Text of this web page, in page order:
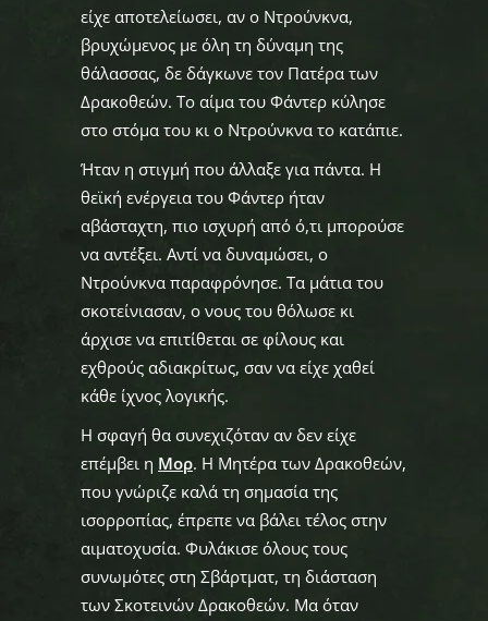
είχε αποτελείωσει, αν ο Ντρούνκνα,
βρυχώμενος με όλη τη δύναμη της
θάλασσας, δε δάγκωνε τον Πατέρα των
Δρακοθεών. Το αίμα του Φάντερ κύλησε
στο στόμα του κι ο Ντρούνκνα το κατάπιε.
Ήταν η στιγμή που άλλαξε για πάντα. Η
θεϊκή ενέργεια του Φάντερ ήταν
αβάσταχτη, πιο ισχυρή από ό,τι μπορούσε
να αντέξει. Αντί να δυναμώσει, ο
Ντρούνκνα παραφρόνησε. Τα μάτια του
σκοτείνιασαν, ο νους του θόλωσε κι
άρχισε να επιτίθεται σε φίλους και
εχθρούς αδιακρίτως, σαν να είχε χαθεί
κάθε ίχνος λογικής.
Η σφαγή θα συνεχιζόταν αν δεν είχε
επέμβει η Μορ. Η Μητέρα των Δρακοθεών,
που γνώριζε καλά τη σημασία της
ισορροπίας, έπρεπε να βάλει τέλος στην
αιματοχυσία. Φυλάκισε όλους τους
συνωμότες στη Σβάρτματ, τη διάσταση
των Σκοτεινών Δρακοθεών. Μα όταν